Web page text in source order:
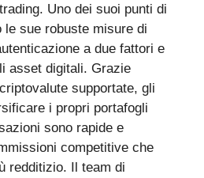
Uno dei suoi punti di
sue robuste misure di
a due fattori e
asset digitali. Grazie
supportate, gli
i propri portafogli
sono rapide e
competitive che
redditizio. Il team di